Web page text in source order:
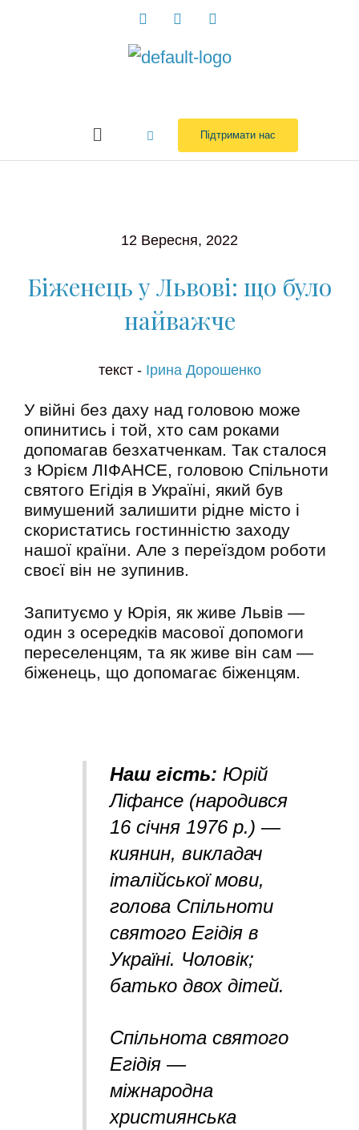
Menu Підтримати нас
12 Вересня, 2022
Біженець у Львові: що було
найважче
текст - Ірина Дорошенко
У війні без даху над головою може
опинитись і той, хто сам роками
допомагав безхатченкам. Так сталося
з Юрієм ЛІФАНСЕ, головою Спільноти
святого Егідія в Україні, який був
вимушений залишити рідне місто і
скористатись гостинністю заходу
нашої країни. Але з переїздом роботи
своєї він не зупинив.
Запитуємо у Юрія, як живе Львів —
один з осередків масової допомоги
переселенцям, та як живе він сам —
біженець, що допомагає біженцям.
Наш гість: Юрій
Ліфансе (народився
16 січня 1976 р.) —
киянин, викладач
італійської мови,
голова Спільноти
святого Егідія в
Україні. Чоловік;
батько двох дітей.
Спільнота святого
Егідія —
міжнародна
християнська